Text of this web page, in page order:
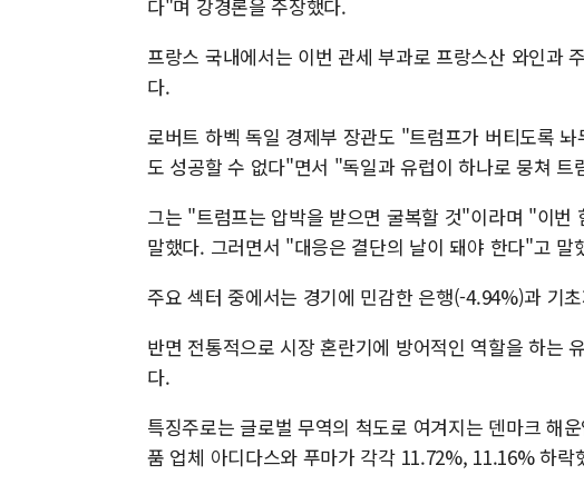
다"며 강경론을 주장했다.
프랑스 국내에서는 이번 관세 부과로 프랑스산 와인과
다.
로버트 하벡 독일 경제부 장관도 "트럼프가 버티도록
도 성공할 수 없다"면서 "독일과 유럽이 하나로 뭉쳐 트
그는 "트럼프는 압박을 받으면 굴복할 것"이라며 "이번
말했다. 그러면서 "대응은 결단의 날이 돼야 한다"고 말
주요 섹터 중에서는 경기에 민감한 은행(-4.94%)과 기
반면 전통적으로 시장 혼란기에 방어적인 역할을 하는
다.
특징주로는 글로벌 무역의 척도로 여겨지는 덴마크 해
품 업체 아디다스와 푸마가 각각 11.72%, 11.16% 하락